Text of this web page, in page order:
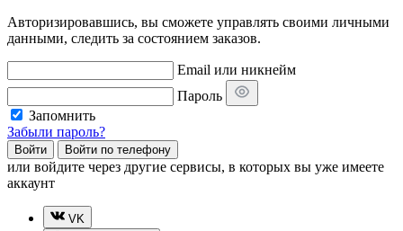
Авторизировавшись, вы сможете управлять своими личными
данными, следить за состоянием заказов.
Email или никнейм
Пароль
Запомнить
Забыли пароль?
Войти Войти по телефону
или войдите через другие сервисы, в которых вы уже имеете
аккаунт
VK